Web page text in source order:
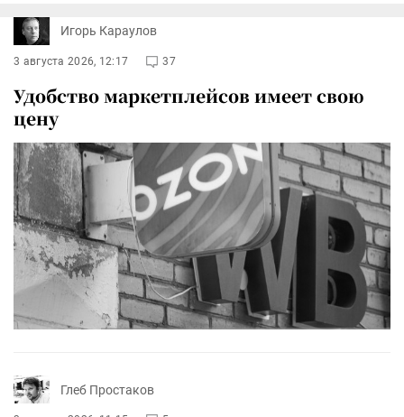
Игорь Караулов
3 августа 2026, 12:17 37
Удобство маркетплейсов имеет свою
цену
Глеб Простаков